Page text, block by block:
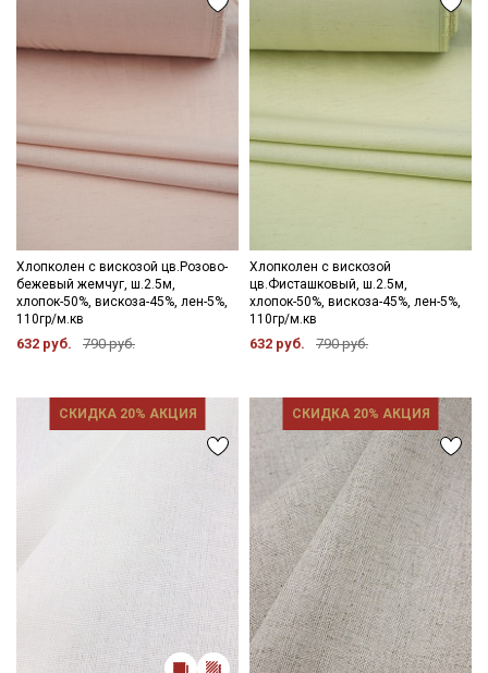
Хлопколен с вискозой цв.Розово-
бежевый жемчуг, ш.2.5м,
хлопок-50%, вискоза-45%, лен-5%,
110гр/м.кв
632 руб. 790 руб.
Хлопколен с вискозой
цв.Фисташковый, ш.2.5м,
хлопок-50%, вискоза-45%, лен-5%,
110гр/м.кв
632 руб. 790 руб.
СКИДКА 20% АКЦИЯ СКИДКА 20% АКЦИЯ